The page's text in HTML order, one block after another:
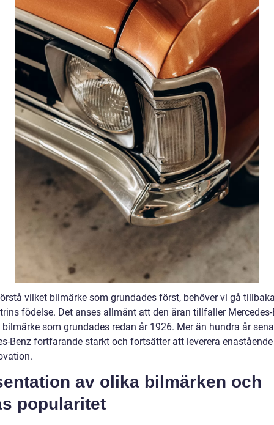
vilket bilmärke som grundades först, behöver vi gå
födelse. Det anses allmänt att den äran tillfaller Mercedes-
som grundades redan år 1926. Mer än hundra år
Benz fortfarande starkt och fortsätter att leverera
av olika bilmärken och
popularitet